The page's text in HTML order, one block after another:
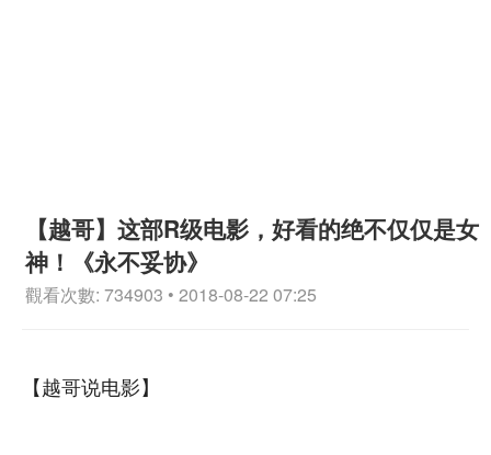
【越哥】这部R级电影，好看的绝不仅仅是女
神！《永不妥协》
觀看次數: 734903 • 2018-08-22 07:25
【越哥说电影】